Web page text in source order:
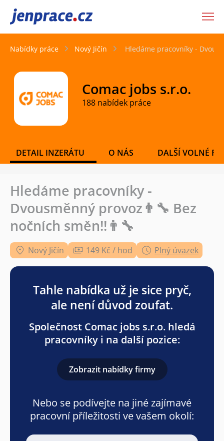
JenPráce.cz
Nabídky práce Nový Jičín Hledáme pracovníky -
Comac jobs s.r.o.
188 nabídek práce
DETAIL INZERÁTU O NÁS DALŠÍ VOLNÉ
Hledáme pracovníky -
Dvousměnný provoz👨‍🔧 Bez
nočních směn!!👨‍🔧
Nový Jičín 149 Kč / hod Plný úvazek
Tahle nabídka už je sice pryč,
ale není důvod zoufat.
Společnost Comac jobs s.r.o. hledá
pracovníky i na další pozice:
Zobrazit nabídky firmy
Nebo se podívejte na jiné zajímavé
pracovní příležitosti ve vašem okolí: